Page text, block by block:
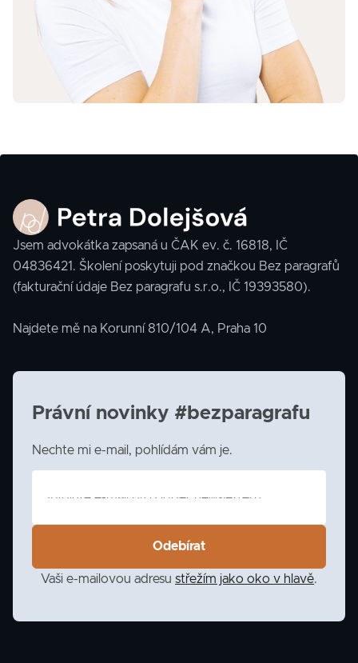
Jsem advokátka zapsaná u ČAK ev. č. 16818, IČ
04836421. Školení poskytuji pod značkou Bez paragrafů
(fakturační údaje Bez paragrafu s.r.o., IČ 19393580).
Najdete mě na Korunní 810/104 A, Praha 10
Právní novinky #bezparagrafu
Nechte mi e-mail, pohlídám vám je.
Vaši e-mailovou adresu střežím jako oko v hlavě.